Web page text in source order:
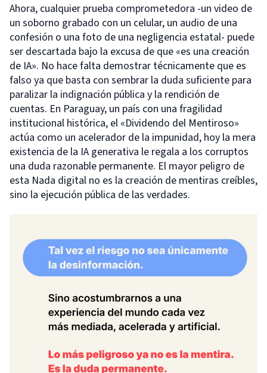
Ahora, cualquier prueba comprometedora -un video de
un soborno grabado con un celular, un audio de una
confesión o una foto de una negligencia estatal- puede
ser descartada bajo la excusa de que «es una creación
de IA». No hace falta demostrar técnicamente que es
falso ya que basta con sembrar la duda suficiente para
paralizar la indignación pública y la rendición de
cuentas. En Paraguay, un país con una fragilidad
institucional histórica, el «Dividendo del Mentiroso»
actúa como un acelerador de la impunidad, hoy la mera
existencia de la IA generativa le regala a los corruptos
una duda razonable permanente. El mayor peligro de
esta Nada digital no es la creación de mentiras creíbles,
sino la ejecución pública de las verdades.